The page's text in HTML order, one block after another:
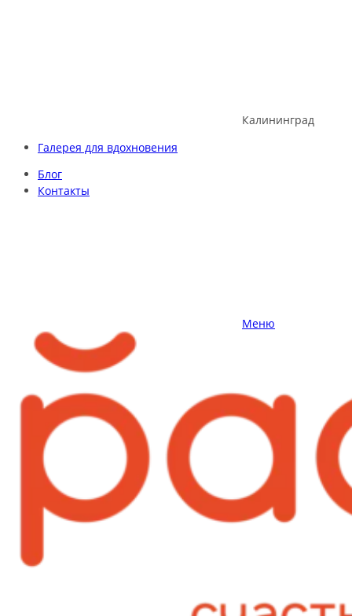
Калининград
Галерея для вдохновения
Блог
Контакты
Меню